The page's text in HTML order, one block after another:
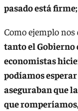
pasado está
Como ejemplo
tanto el Gobierno
economistas
podíamos
aseguraban que la
que